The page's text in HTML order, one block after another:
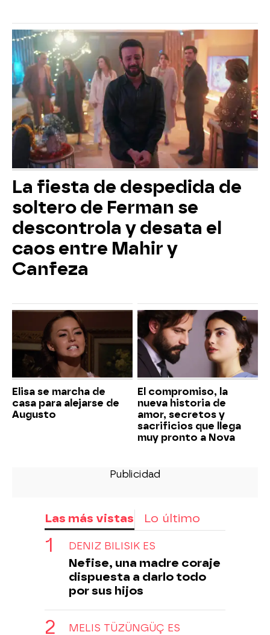
La fiesta de despedida de
soltero de Ferman se
descontrola y desata el
caos entre Mahir y
Canfeza
Elisa se marcha de
casa para alejarse de
Augusto
El compromiso, la
nueva historia de
amor, secretos y
sacrificios que llega
muy pronto a Nova
Las más vistas Lo último
DENIZ BILISIK ES
Nefise, una madre coraje
dispuesta a darlo todo
por sus hijos
MELIS TÜZÜNGÜÇ ES